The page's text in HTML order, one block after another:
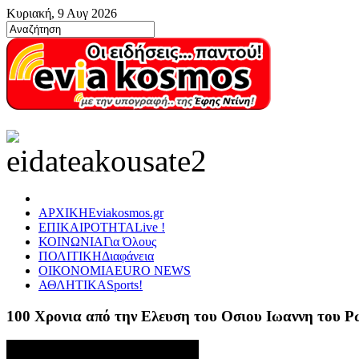
Κυριακή, 9 Αυγ 2026
ΑΡΧΙΚΗEviakosmos.gr
ΕΠΙΚΑΙΡΟΤΗΤΑLive !
ΚΟΙΝΩΝΙΑΓια Όλους
ΠΟΛΙΤΙΚΗΔιαφάνεια
ΟΙΚΟΝΟΜΙΑEURO NEWS
ΑΘΛΗΤΙΚΑSports!
100 Χρονια από την Ελευση του Οσιου Ιωαννη του